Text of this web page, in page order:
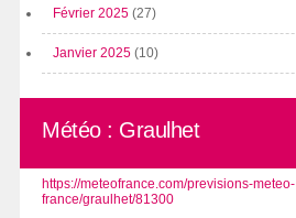
Février 2025 (27)
Janvier 2025 (10)
Météo : Graulhet
https://meteofrance.com/previsions-meteo-
france/graulhet/81300